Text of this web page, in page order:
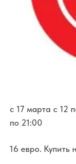
c 17 марта с 12
по 21:00
16 евро. Купить